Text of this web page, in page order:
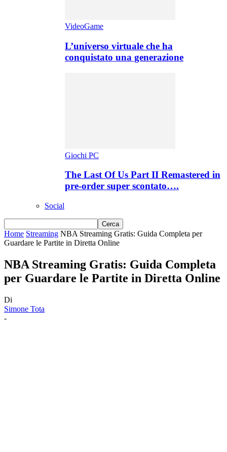
VideoGame
L’universo virtuale che ha
conquistato una generazione
Giochi PC
The Last Of Us Part II Remastered in
pre-order super scontato….
Social
Home Streaming NBA Streaming Gratis: Guida Completa per
Guardare le Partite in Diretta Online
NBA Streaming Gratis: Guida Completa
per Guardare le Partite in Diretta Online
Di
Simone Tota
-